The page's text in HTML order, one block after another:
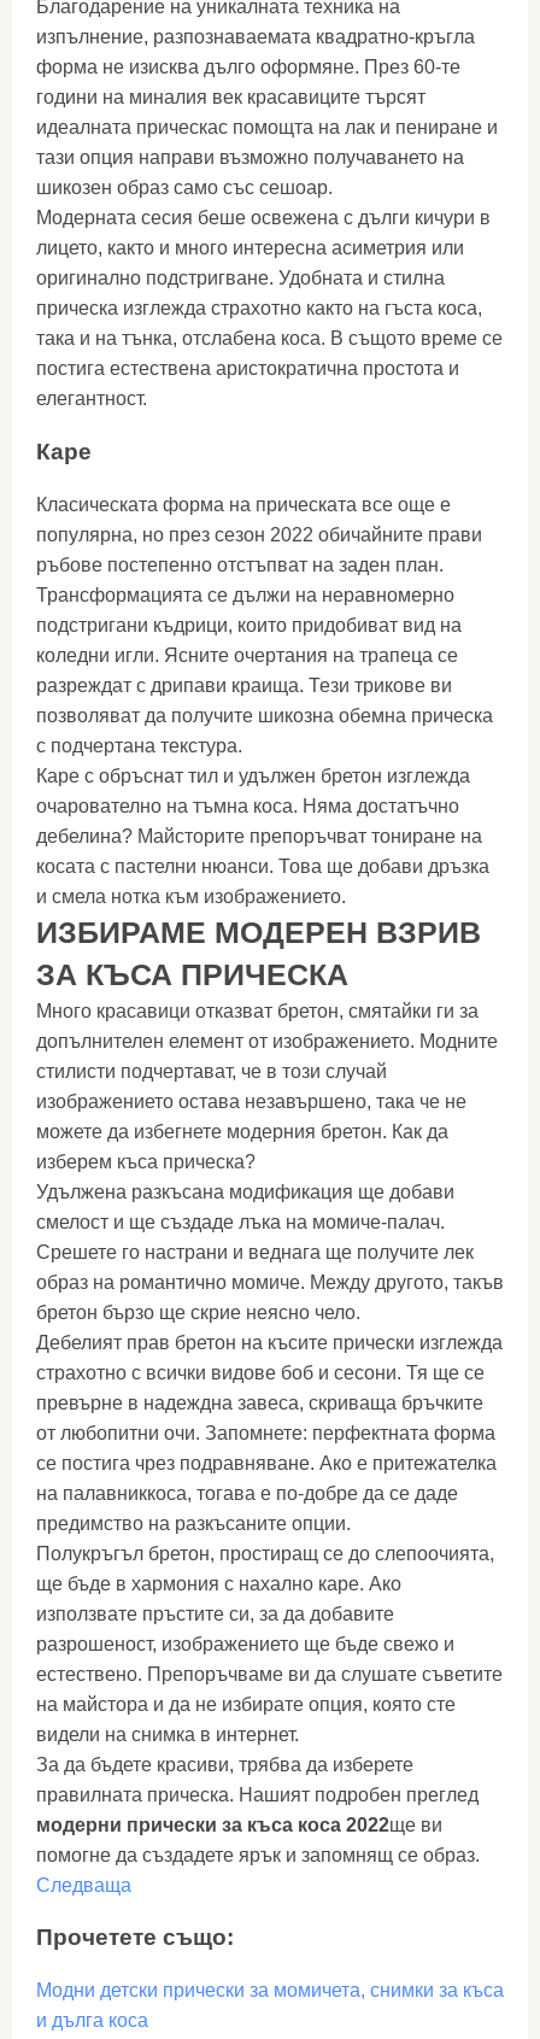
Благодарение на уникалната техника на
изпълнение, разпознаваемата квадратно-кръгла
форма не изисква дълго оформяне. През 60-те
години на миналия век красавиците търсят
идеалната прическас помощта на лак и пениране и
тази опция направи възможно получаването на
шикозен образ само със сешоар.
Модерната сесия беше освежена с дълги кичури в
лицето, както и много интересна асиметрия или
оригинално подстригване. Удобната и стилна
прическа изглежда страхотно както на гъста коса,
така и на тънка, отслабена коса. В същото време се
постига естествена аристократична простота и
елегантност.
Каре
Класическата форма на прическата все още е
популярна, но през сезон 2022 обичайните прави
ръбове постепенно отстъпват на заден план.
Трансформацията се дължи на неравномерно
подстригани къдрици, които придобиват вид на
коледни игли. Ясните очертания на трапеца се
разреждат с дрипави краища. Тези трикове ви
позволяват да получите шикозна обемна прическа
с подчертана текстура.
Каре с обръснат тил и удължен бретон изглежда
очарователно на тъмна коса. Няма достатъчно
дебелина? Майсторите препоръчват тониране на
косата с пастелни нюанси. Това ще добави дръзка
и смела нотка към изображението.
ИЗБИРАМЕ МОДЕРЕН ВЗРИВ
ЗА КЪСА ПРИЧЕСКА
Много красавици отказват бретон, смятайки ги за
допълнителен елемент от изображението. Модните
стилисти подчертават, че в този случай
изображението остава незавършено, така че не
можете да избегнете модерния бретон. Как да
изберем къса прическа?
Удължена разкъсана модификация ще добави
смелост и ще създаде лъка на момиче-палач.
Срешете го настрани и веднага ще получите лек
образ на романтично момиче. Между другото, такъв
бретон бързо ще скрие неясно чело.
Дебелият прав бретон на късите прически изглежда
страхотно с всички видове боб и сесони. Тя ще се
превърне в надеждна завеса, скриваща бръчките
от любопитни очи. Запомнете: перфектната форма
се постига чрез подравняване. Ако е притежателка
на палавниккоса, тогава е по-добре да се даде
предимство на разкъсаните опции.
Полукръгъл бретон, простиращ се до слепоочията,
ще бъде в хармония с нахално каре. Ако
използвате пръстите си, за да добавите
разрошеност, изображението ще бъде свежо и
естествено. Препоръчваме ви да слушате съветите
на майстора и да не избирате опция, която сте
видели на снимка в интернет.
За да бъдете красиви, трябва да изберете
правилната прическа. Нашият подробен преглед
модерни прически за къса коса 2022ще ви
помогне да създадете ярък и запомнящ се образ.
Следваща
Прочетете също:
Модни детски прически за момичета, снимки за къса
и дълга коса